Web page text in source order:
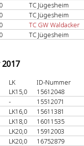
TC Jügesheim
TC Jügesheim
TC GW Waldacker
TC Jügesheim
LK ID-Nummer
LK15,0 15612048
- 15512071
LK16,0 15611381
LK18,0 16011535
LK20,0 15912003
LK20,0 16752879